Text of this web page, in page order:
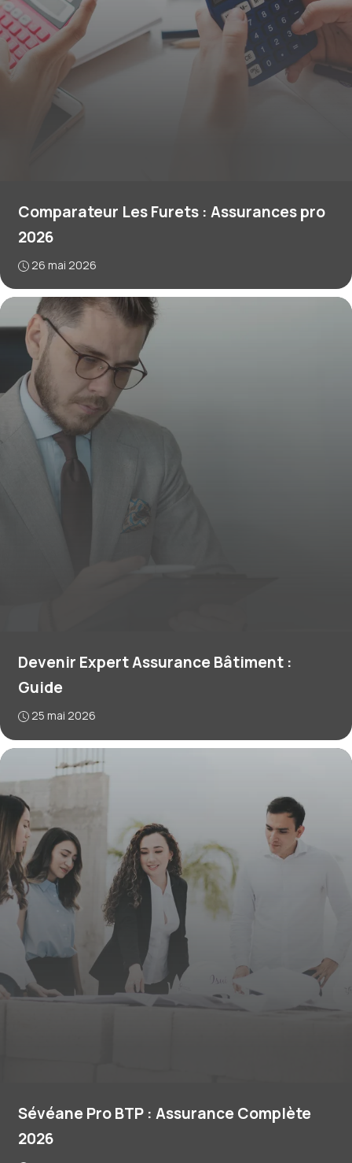
Comparateur Les Furets : Assurances pro
2026
26 mai 2026
Devenir Expert Assurance Bâtiment :
Guide
25 mai 2026
Sévéane Pro BTP : Assurance Complète
2026